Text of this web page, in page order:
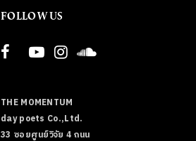
FOLLOW US
THE MOMENTUM
day poets Co.,Ltd.
33 ซอยศูนย์วิจัย 4 ถนน